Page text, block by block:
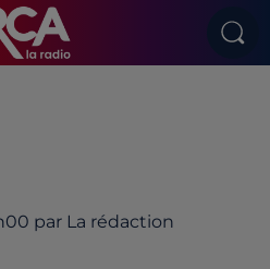
par La rédaction